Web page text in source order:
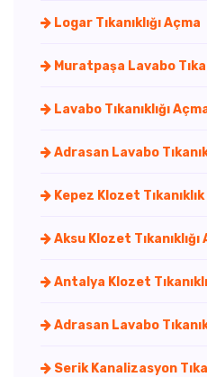
Logar Tıkanıklığı Açma
Muratpaşa Lavabo
Lavabo Tıkanıklığı
Adrasan Lavabo
Kepez Klozet
Aksu Klozet Tıkanıklığı
Antalya Klozet
Adrasan Lavabo
Serik Kanalizasyon